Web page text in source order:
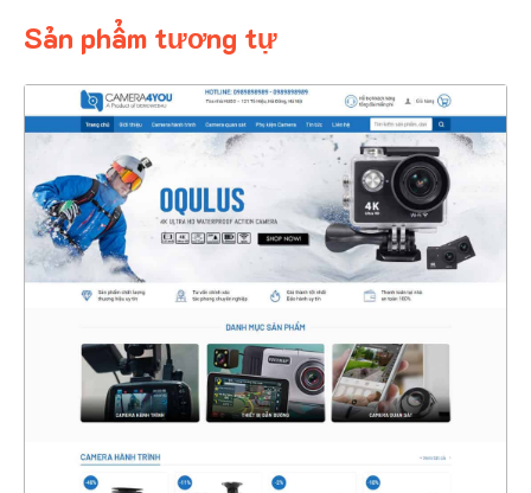
Sản phẩm tương tự
4345
CHI TIẾT